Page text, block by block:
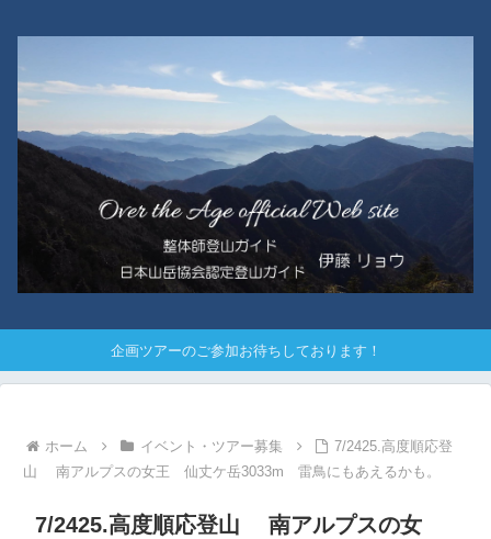
企画ツアーのご参加お待ちしております！
ホーム イベント・ツアー募集
7/2425.高度順応登
山 南アルプスの女王 仙丈ケ岳3033m 雷鳥にもあえるかも。
7/2425.高度順応登山 南アルプスの女